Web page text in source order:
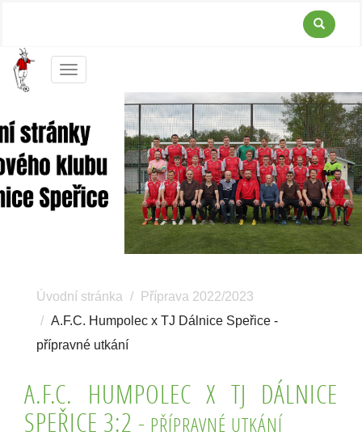
Menu
Úvodní stránka
Příprava 2022/2023
A.F.C. Humpolec x TJ Dálnice Speřice -
přípravné utkání
A.F.C. HUMPOLEC X TJ DÁLNICE
SPEŘICE 3:2 - PŘÍPRAVNÉ UTKÁNÍ